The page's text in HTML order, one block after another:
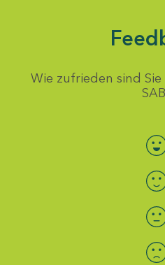
Wie zufrieden sind